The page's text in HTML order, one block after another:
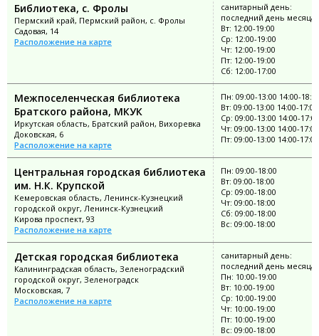
Библиотека, с. Фролы
Пермский край, Пермский район, с. Фролы
Садовая, 14
Расположение на карте
санитарный день:
последний день месяца
Вт: 12:00-19:00
Ср: 12:00-19:00
Чт: 12:00-19:00
Пт: 12:00-19:00
Сб: 12:00-17:00
Межпоселенческая библиотека
Братского района, МКУК
Иркутская область, Братский район, Вихоревка
Доковская, 6
Расположение на карте
Пн: 09:00-13:00 14:00-
Вт: 09:00-13:00 14:00-17:00
Ср: 09:00-13:00 14:00-17:00
Чт: 09:00-13:00 14:00-17:00
Пт: 09:00-13:00 14:00-17:00
Центральная городская библиотека
им. Н.К. Крупской
Кемеровская область, Ленинск-Кузнецкий
городской округ, Ленинск-Кузнецкий
Кирова проспект, 93
Расположение на карте
Пн: 09:00-18:00
Вт: 09:00-18:00
Ср: 09:00-18:00
Чт: 09:00-18:00
Сб: 09:00-18:00
Вс: 09:00-18:00
Детская городская библиотека
Калининградская область, Зеленоградский
городской округ, Зеленоградск
Московская, 7
Расположение на карте
санитарный день:
последний день месяца
Пн: 10:00-19:00
Вт: 10:00-19:00
Ср: 10:00-19:00
Чт: 10:00-19:00
Пт: 10:00-19:00
Вс: 09:00-18:00